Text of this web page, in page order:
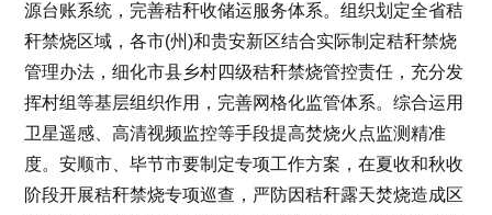
源台账系统，完善秸秆收储运服务体系。组织划定全省秸
秆禁烧区域，各市(州)和贵安新区结合实际制定秸秆禁烧
管理办法，细化市县乡村四级秸秆禁烧管控责任，充分发
挥村组等基层组织作用，完善网格化监管体系。综合运用
卫星遥感、高清视频监控等手段提高焚烧火点监测精准
度。安顺市、毕节市要制定专项工作方案，在夏收和秋收
阶段开展秸秆禁烧专项巡查，严防因秸秆露天焚烧造成区